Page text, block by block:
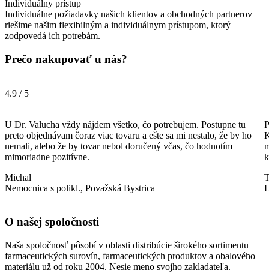
Individuálny prístup
Individuálne požiadavky našich klientov a obchodných partnerov
riešime našim flexibilným a individuálnym prístupom, ktorý
zodpovedá ich potrebám.
Prečo nakupovať u nás?
4.9 / 5
U Dr. Valucha vždy nájdem všetko, čo potrebujem. Postupne tu
preto objednávam čoraz viac tovaru a ešte sa mi nestalo, že by ho
nemali, alebo že by tovar nebol doručený včas, čo hodnotím
mimoriadne pozitívne.
Michal
Nemocnica s polikl., Považská Bystrica
O našej spoločnosti
Naša spoločnosť pôsobí v oblasti distribúcie širokého sortimentu
farmaceutických surovín, farmaceutických produktov a obalového
materiálu už od roku 2004. Nesie meno svojho zakladateľa.